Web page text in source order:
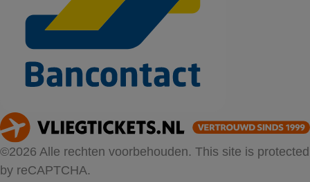
©2026 Alle rechten voorbehouden. This site is protected
by reCAPTCHA.